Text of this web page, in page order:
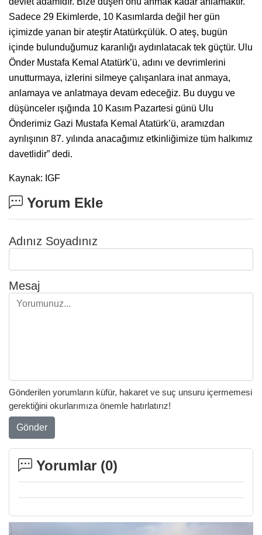
Sadece 29 Ekimlerde, 10 Kasımlarda değil her gün
içimizde yanan bir ateştir Atatürkçülük. O ateş, bugün
içinde bulunduğumuz karanlığı aydınlatacak tek güçtür. Ulu
Önder Mustafa Kemal Atatürk’ü, adını ve devrimlerini
unutturmaya, izlerini silmeye çalışanlara inat anmaya,
anlamaya ve anlatmaya devam edeceğiz. Bu duygu ve
düşünceler ışığında 10 Kasım Pazartesi günü Ulu
Önderimiz Gazi Mustafa Kemal Atatürk’ü, aramızdan
ayrılışının 87. yılında anacağımız etkinliğimize tüm halkımız
davetlidir” dedi.
Kaynak: IGF
Yorum Ekle
Adınız Soyadınız
Mesaj
Gönderilen yorumların küfür, hakaret ve suç unsuru içermemesi
gerektiğini okurlarımıza önemle hatırlatırız!
Gönder
Yorumlar (0)